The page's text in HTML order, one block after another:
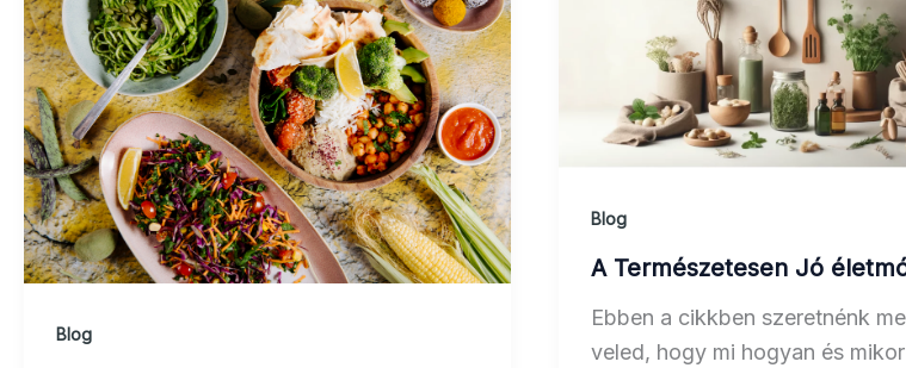
Blog
Blog
A Természetesen Jó
Ebben a cikkben szeretnénk
veled, hogy mi hogyan és mikor